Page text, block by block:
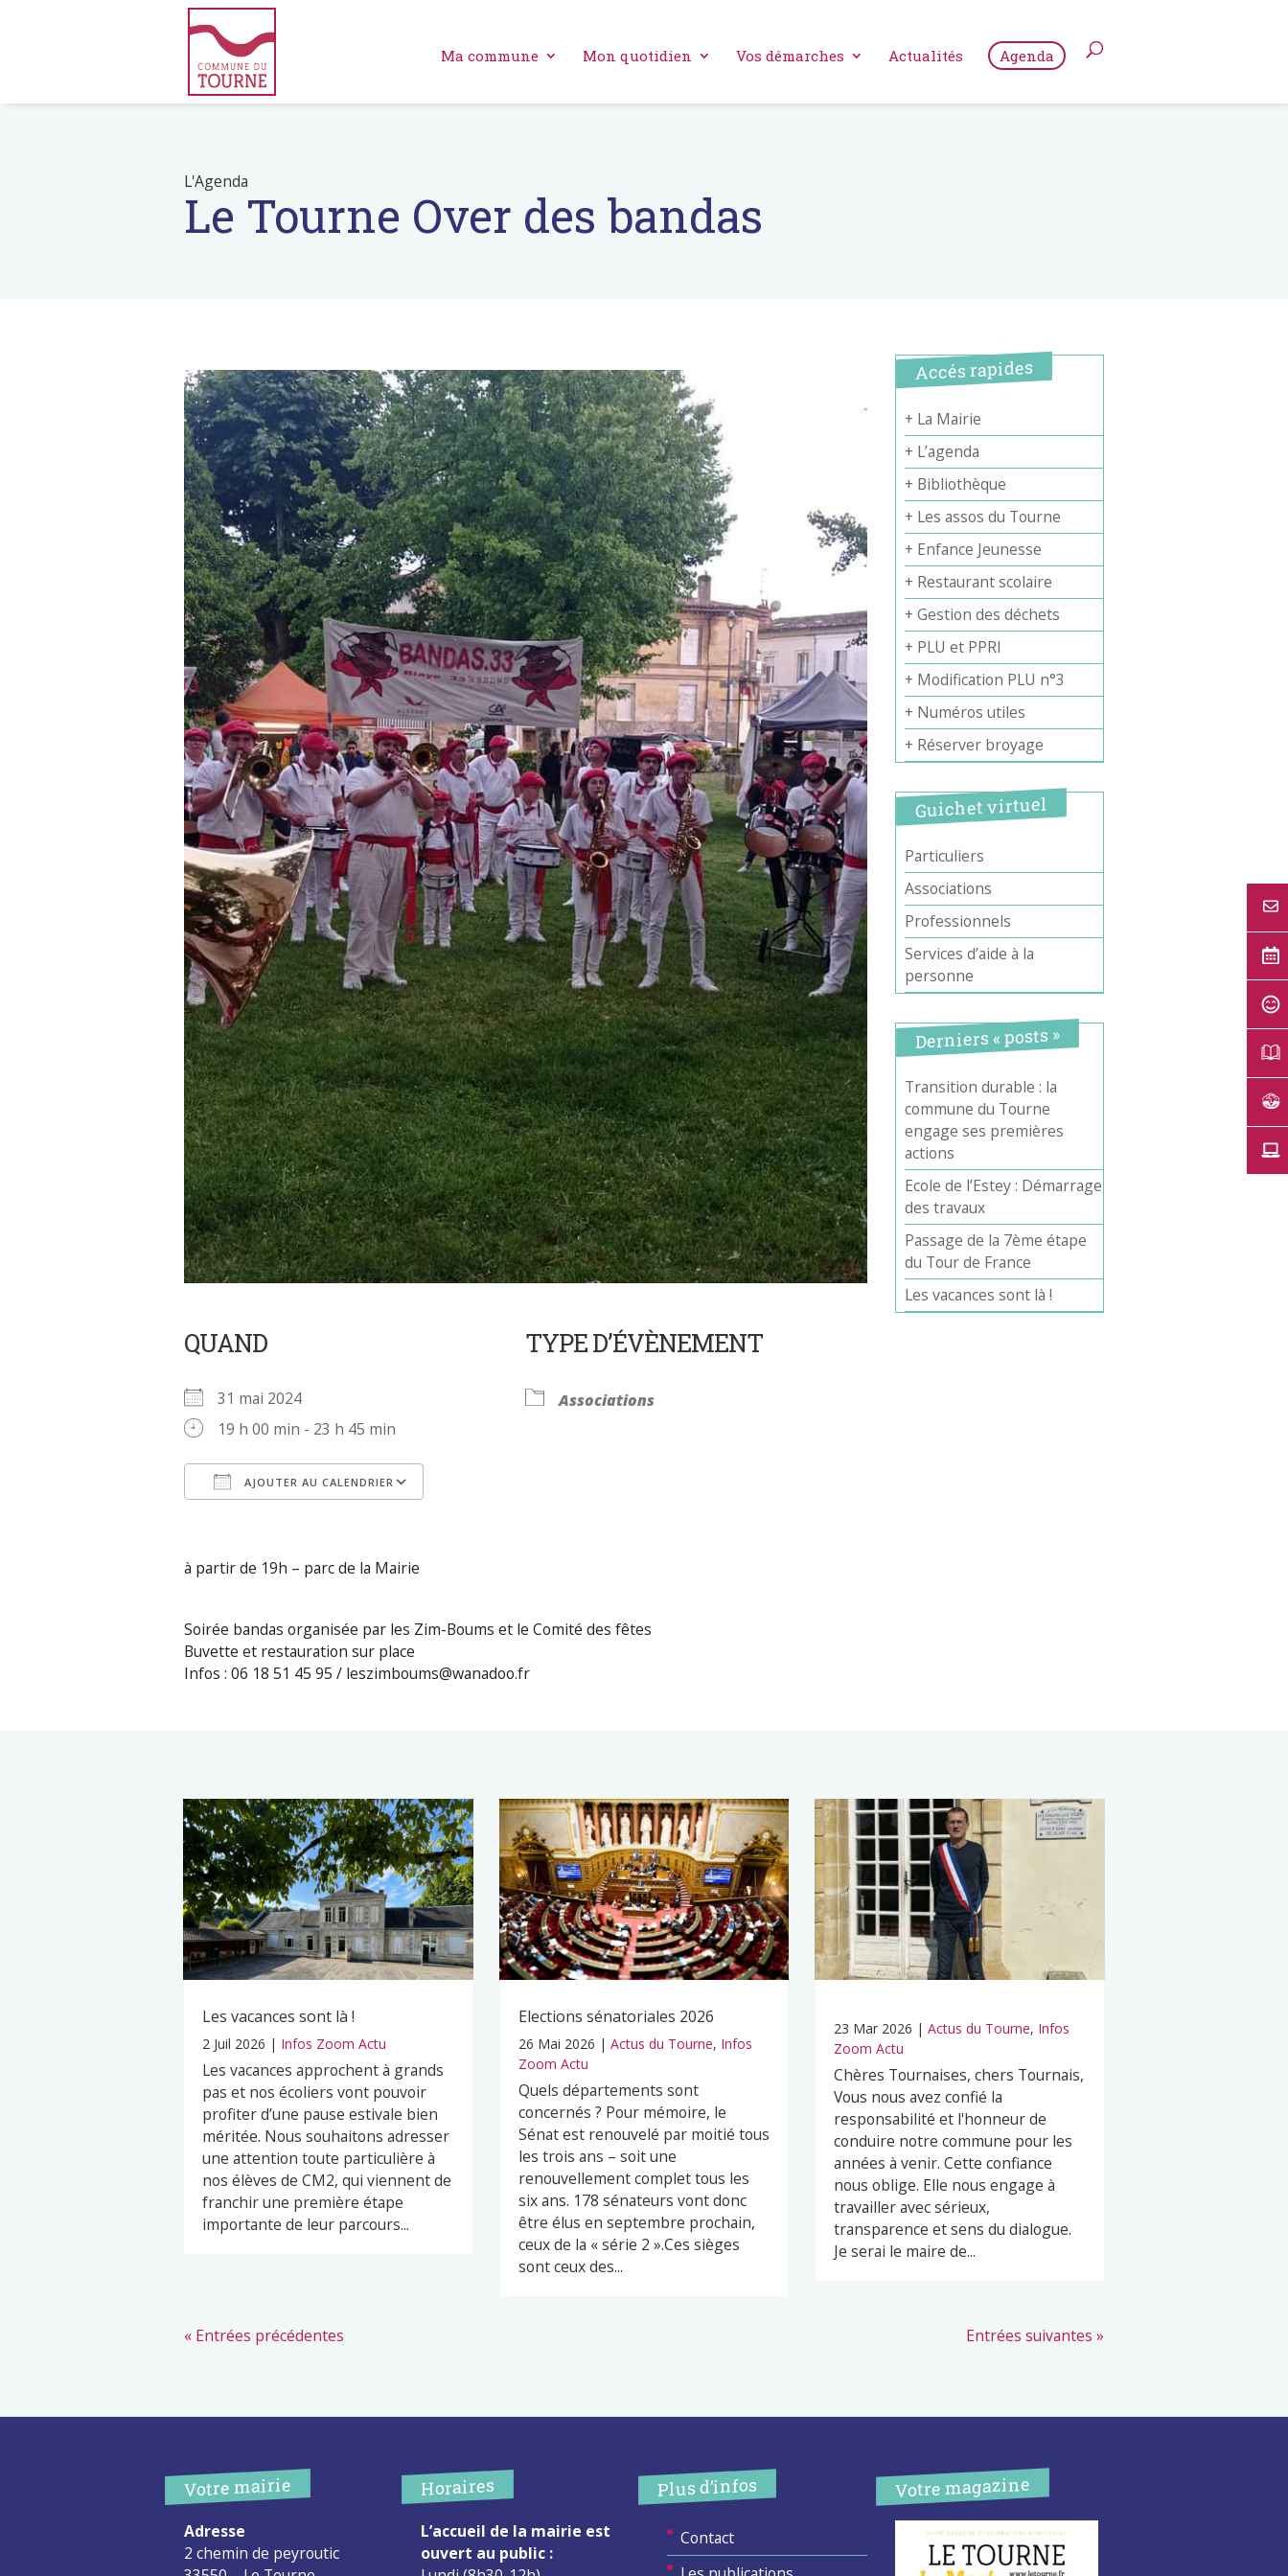
Ma commune Mon quotidien Vos démarches Actualités Agenda
L'Agenda
Le Tourne Over des bandas
QUAND
31 mai 2024
19 h 00 min - 23 h 45 min
AJOUTER AU CALENDRIER
TYPE D’ÉVÈNEMENT
Associations
à partir de 19h – parc de la Mairie
Soirée bandas organisée par les Zim-Boums et le Comité des fêtes
Buvette et restauration sur place
Infos : 06 18 51 45 95 / leszimboums@wanadoo.fr
Accés rapides
+ La Mairie
+ L’agenda
+ Bibliothèque
+ Les assos du Tourne
+ Enfance Jeunesse
+ Restaurant scolaire
+ Gestion des déchets
+ PLU et PPRI
+ Modification PLU n°3
+ Numéros utiles
+ Réserver broyage
Guichet virtuel
Particuliers
Associations
Professionnels
Services d’aide à la
personne
Derniers « posts »
Transition durable : la
commune du Tourne
engage ses premières
actions
Ecole de l’Estey : Démarrage
des travaux
Passage de la 7ème étape
du Tour de France
Les vacances sont là !
Les vacances sont là !
2 Juil 2026 | Infos Zoom Actu
Les vacances approchent à grands
pas et nos écoliers vont pouvoir
profiter d’une pause estivale bien
méritée. Nous souhaitons adresser
une attention toute particulière à
nos élèves de CM2, qui viennent de
franchir une première étape
importante de leur parcours...
Elections sénatoriales 2026
26 Mai 2026 | Actus du Tourne, Infos
Zoom Actu
Quels départements sont
concernés ? Pour mémoire, le
Sénat est renouvelé par moitié tous
les trois ans – soit une
renouvellement complet tous les
six ans. 178 sénateurs vont donc
être élus en septembre prochain,
ceux de la « série 2 ».Ces sièges
sont ceux des...
23 Mar 2026 |Actus du Tourne, Infos
Zoom Actu
Chères Tournaises, chers Tournais,
Vous nous avez confié la
responsabilité et l'honneur de
conduire notre commune pour les
années à venir. Cette confiance
nous oblige. Elle nous engage à
travailler avec sérieux,
transparence et sens du dialogue.
Je serai le maire de...
« Entrées précédentes Entrées suivantes »
Votre mairie
Adresse
2 chemin de peyroutic
Horaires
L’accueil de la mairie est
ouvert au public :
Plus d’infos
Contact
Votre magazine